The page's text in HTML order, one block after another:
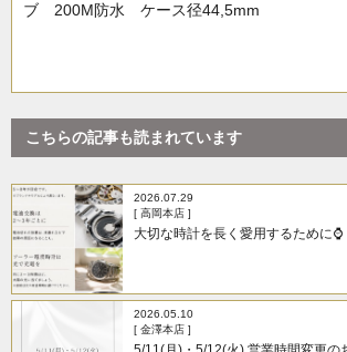
ブ 200M防水 ケース径44,5mm
こちらの記事も読まれています
2026.07.29
[ 高岡本店 ]
大切な時計を長く愛用するために⌚
2026.05.10
[ 金澤本店 ]